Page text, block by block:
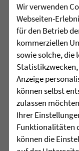
Am
das
mehr
29.07.2026 |
Wir verwenden
Webseiten-
für den Betrieb
kommerziellen
sowie solche, die
Anzeige
können selbst
zulassen
Ihrer
Funktionalitäten
können die